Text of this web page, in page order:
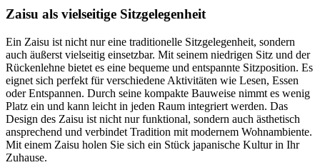
Zaisu als vielseitige Sitzgelegenheit
Ein Zaisu ist nicht nur eine traditionelle Sitzgelegenheit, sondern
auch äußerst vielseitig einsetzbar. Mit seinem niedrigen Sitz und der
Rückenlehne bietet es eine bequeme und entspannte Sitzposition. Es
eignet sich perfekt für verschiedene Aktivitäten wie Lesen, Essen
oder Entspannen. Durch seine kompakte Bauweise nimmt es wenig
Platz ein und kann leicht in jeden Raum integriert werden. Das
Design des Zaisu ist nicht nur funktional, sondern auch ästhetisch
ansprechend und verbindet Tradition mit modernem Wohnambiente.
Mit einem Zaisu holen Sie sich ein Stück japanische Kultur in Ihr
Zuhause.